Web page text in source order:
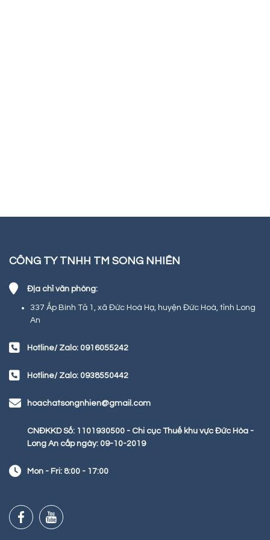
CÔNG TY TNHH TM SONG NHIÊN
Địa chỉ văn phòng:
337 Ấp Bình Tả 1, xã Đức Hoà Hạ, huyện Đức Hoà, tỉnh Long
An
Hotline/ Zalo: 0916055242
Hotline/ Zalo: 0938550442
hoachatsongnhien@gmail.com
CNĐKKD Số: 1101930500 - Chi cục Thuế khu vực Đức Hòa -
Long An cấp ngày: 09-10-2019
Mon - Fri: 8:00 - 17:00